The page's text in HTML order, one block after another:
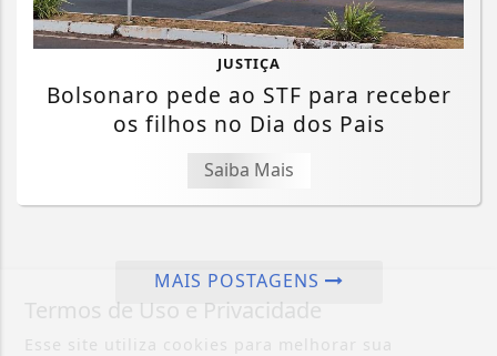
JUSTIÇA
Bolsonaro pede ao STF para receber
os filhos no Dia dos Pais
Saiba Mais
MAIS POSTAGENS
Termos de Uso e Privacidade
Esse site utiliza cookies para melhorar sua